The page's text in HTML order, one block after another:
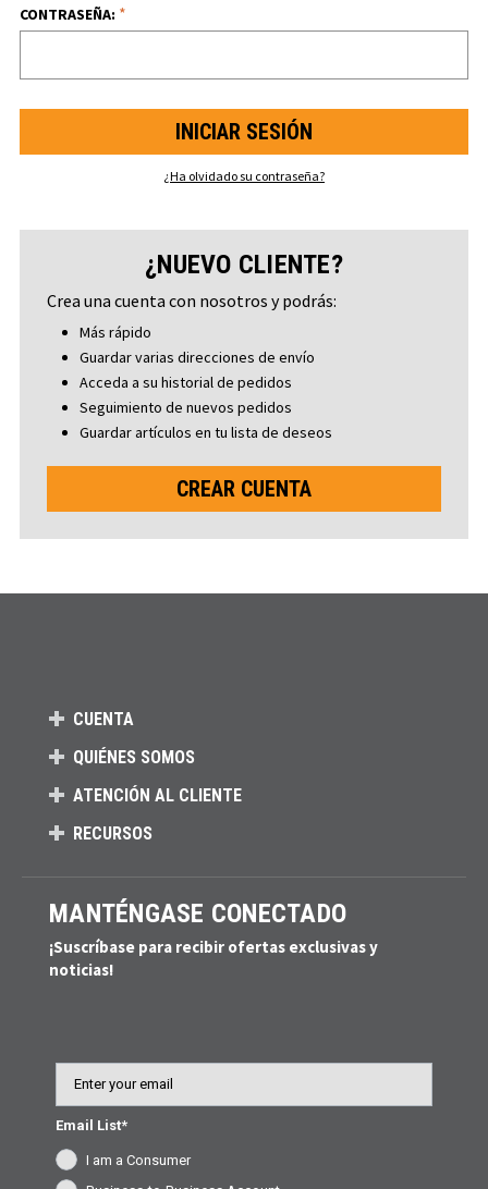
CONTRASEÑA: *
¿Ha olvidado su contraseña?
¿NUEVO CLIENTE?
Crea una cuenta con nosotros y podrás:
Más rápido
Guardar varias direcciones de envío
Acceda a su historial de pedidos
Seguimiento de nuevos pedidos
Guardar artículos en tu lista de deseos
CREAR CUENTA
CUENTA
QUIÉNES SOMOS
ATENCIÓN AL CLIENTE
RECURSOS
MANTÉNGASE CONECTADO
¡Suscríbase para recibir ofertas exclusivas y
noticias!
Email List*
I am a Consumer